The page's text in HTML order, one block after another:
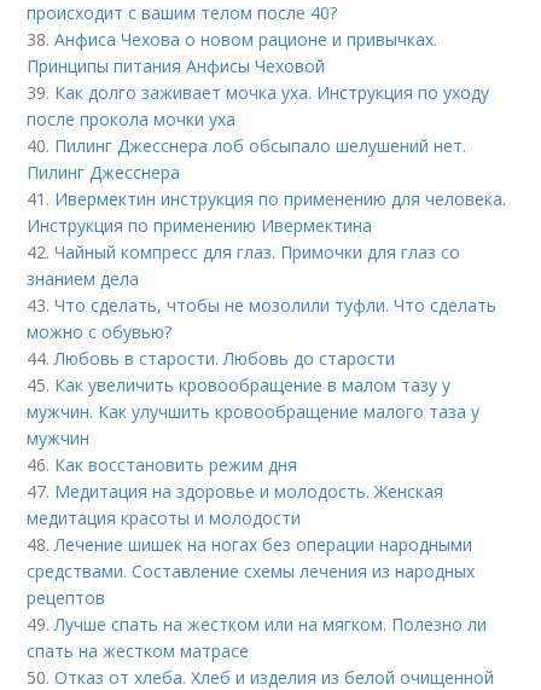
происходит с вашим телом после 40?
38.Анфиса Чехова о новом рационе и привычках.
Принципы питания Анфисы Чеховой
39. Как долго заживает мочка уха. Инструкция по уходу
после прокола мочки уха
40. Пилинг Джесснера лоб обсыпало шелушений нет.
Пилинг Джесснера
41. Ивермектин инструкция по применению для человека.
Инструкция по применению Ивермектина
42.Чайный компресс для глаз. Примочки для глаз со
знанием дела
43.Что сделать, чтобы не мозолили туфли. Что сделать
можно с обувью?
44.Любовь в старости. Любовь до старости
45. Как увеличить кровообращение в малом тазу у
мужчин. Как улучшить кровообращение малого таза у
мужчин
46. Как восстановить режим дня
47. Медитация на здоровье и молодость. Женская
медитация красоты и молодости
48.Лечение шишек на ногах без операции народными
средствами. Составление схемы лечения из народных
рецептов
49.Лучше спать на жестком или на мягком. Полезно ли
спать на жестком матрасе
50.Отказ от хлеба. Хлеб и изделия из белой очищенной